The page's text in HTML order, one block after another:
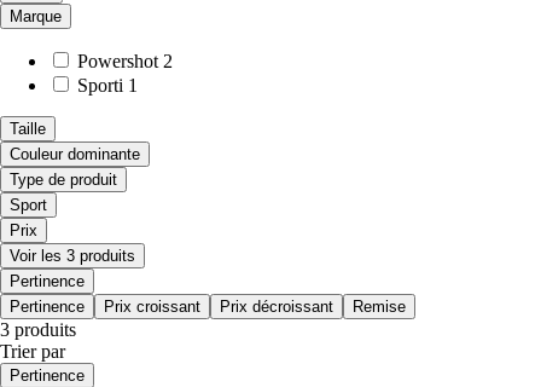
Marque
Powershot 2
Sporti 1
Taille
Couleur dominante
Type de produit
Sport
Prix
Voir les 3 produits
Pertinence
Pertinence
Prix croissant Prix décroissant Remise
3 produits
Trier par
Pertinence